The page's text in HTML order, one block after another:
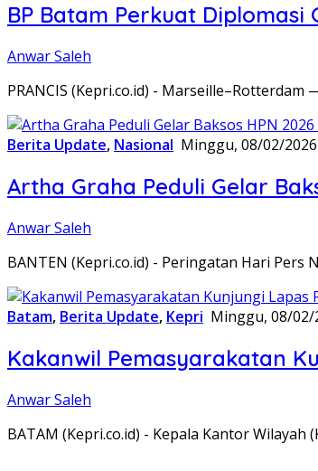
BP Batam Perkuat Diplomasi
Anwar Saleh
PRANCIS (Kepri.co.id) -
Berita Update, Nasional Minggu, 08/02/
Artha Graha Peduli Gelar
Anwar Saleh
BANTEN (Kepri.co.id) - Peringatan Hari
Batam, Berita Update, Kepri Minggu, 08/02/
Kakanwil Pemasyarakatan
Anwar Saleh
BATAM (Kepri.co.id) - Kepala Kantor